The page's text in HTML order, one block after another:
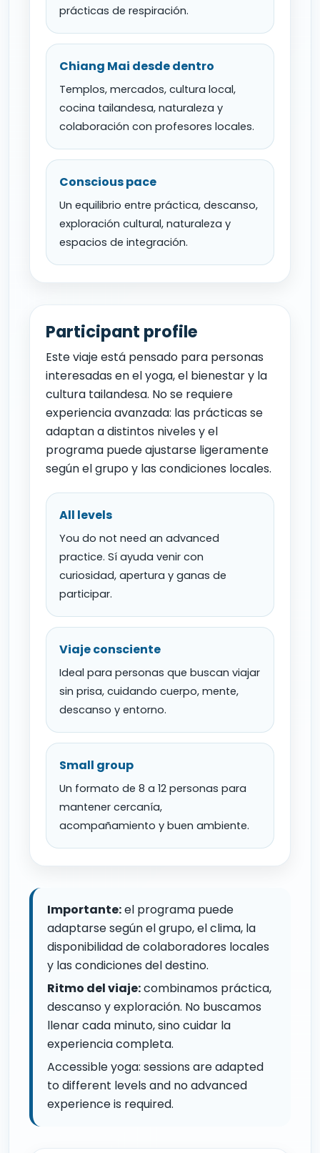
prácticas de respiración.
Chiang Mai desde dentro
Templos, mercados, cultura local,
cocina tailandesa, naturaleza y
colaboración con profesores locales.
Conscious pace
Un equilibrio entre práctica, descanso,
exploración cultural, naturaleza y
espacios de integración.
Participant profile
Este viaje está pensado para personas
interesadas en el yoga, el bienestar y la
cultura tailandesa. No se requiere
experiencia avanzada: las prácticas se
adaptan a distintos niveles y el
programa puede ajustarse ligeramente
según el grupo y las condiciones locales.
All levels
You do not need an advanced
practice. Sí ayuda venir con
curiosidad, apertura y ganas de
participar.
Viaje consciente
Ideal para personas que buscan viajar
sin prisa, cuidando cuerpo, mente,
descanso y entorno.
Small group
Un formato de 8 a 12 personas para
mantener cercanía,
acompañamiento y buen ambiente.
Importante:el programa puede
adaptarse según el grupo, el clima, la
disponibilidad de colaboradores locales
y las condiciones del destino.
Ritmo del viaje:combinamos práctica,
descanso y exploración. No buscamos
llenar cada minuto, sino cuidar la
experiencia completa.
Accessible yoga: sessions are adapted
to different levels and no advanced
experience is required.